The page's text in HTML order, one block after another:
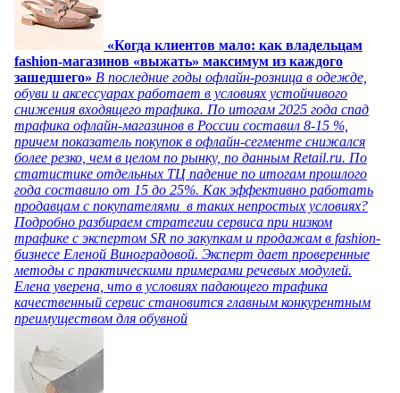
«Когда клиентов мало: как владельцам
fashion-магазинов «выжать» максимум из каждого
зашедшего» В последние годы офлайн-розница в одежде,
обуви и аксессуарах работает в условиях устойчивого
снижения входящего трафика. По итогам 2025 года спад
трафика офлайн-магазинов в России составил 8-15 %,
причем показатель покупок в офлайн-сегменте снижался
более резко, чем в целом по рынку, по данным Retail.ru. По
статистике отдельных ТЦ падение по итогам прошлого
года составило от 15 до 25%. Как эффективно работать
продавцам с покупателями в таких непростых условиях?
Подробно разбираем стратегии сервиса при низком
трафике с экспертом SR по закупкам и продажам в fashion-
бизнесе Еленой Виноградовой. Эксперт дает проверенные
методы с практическими примерами речевых модулей.
Елена уверена, что в условиях падающего трафика
качественный сервис становится главным конкурентным
преимуществом для обувной